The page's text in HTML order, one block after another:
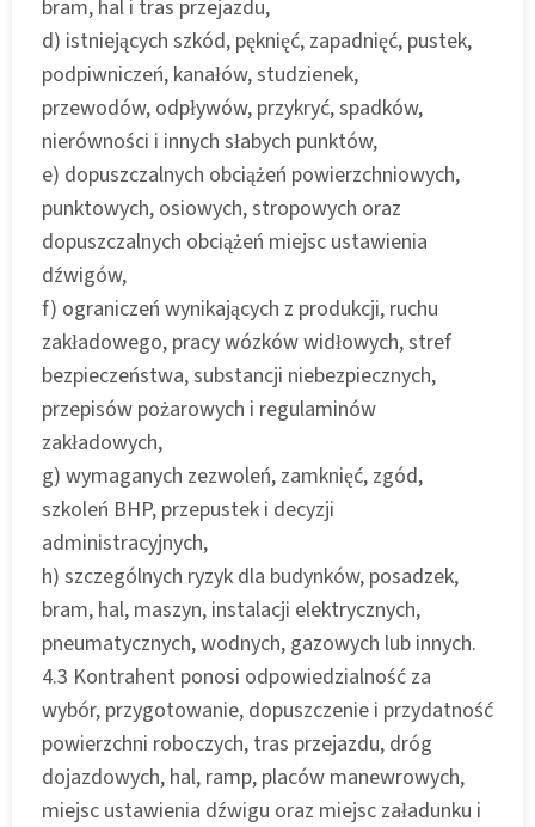
bram, hal i tras przejazdu,
d) istniejących szkód, pęknięć, zapadnięć, pustek,
podpiwniczeń, kanałów, studzienek,
przewodów, odpływów, przykryć, spadków,
nierówności i innych słabych punktów,
e) dopuszczalnych obciążeń powierzchniowych,
punktowych, osiowych, stropowych oraz
dopuszczalnych obciążeń miejsc ustawienia
dźwigów,
f) ograniczeń wynikających z produkcji, ruchu
zakładowego, pracy wózków widłowych, stref
bezpieczeństwa, substancji niebezpiecznych,
przepisów pożarowych i regulaminów
zakładowych,
g) wymaganych zezwoleń, zamknięć, zgód,
szkoleń BHP, przepustek i decyzji
administracyjnych,
h) szczególnych ryzyk dla budynków, posadzek,
bram, hal, maszyn, instalacji elektrycznych,
pneumatycznych, wodnych, gazowych lub innych.
4.3 Kontrahent ponosi odpowiedzialność za
wybór, przygotowanie, dopuszczenie i przydatność
powierzchni roboczych, tras przejazdu, dróg
dojazdowych, hal, ramp, placów manewrowych,
miejsc ustawienia dźwigu oraz miejsc załadunku i